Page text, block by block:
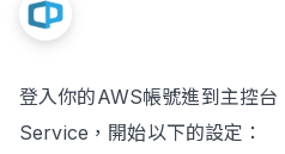
Case Studies: Strategic
登入你的AWS帳號進到主控
Service，開始以下的設定：